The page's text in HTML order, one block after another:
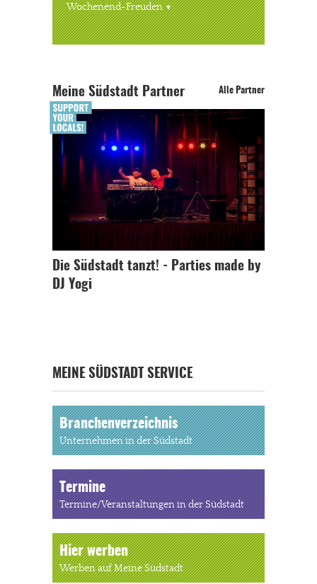
Wochenend-Freuden
Meine Südstadt Partner Alle Partner
Die Südstadt tanzt! - Parties made by
DJ Yogi
MEINE SÜDSTADT SERVICE
Branchenverzeichnis
Unternehmen in der Südstadt
Termine
Termine/Veranstaltungen in der Südstadt
Hier werben
Werben auf Meine Südstadt